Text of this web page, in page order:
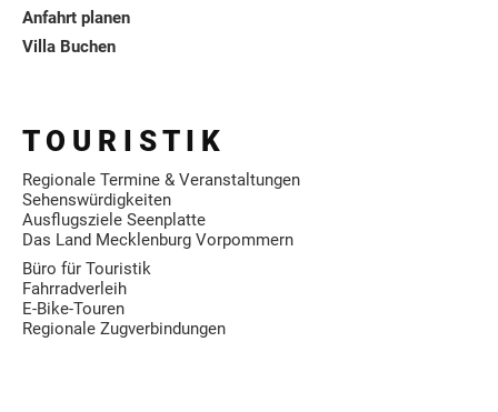
Anfahrt planen
Villa Buchen
T O U R I S T I K
Regionale Termine & Veranstaltungen
Sehenswürdigkeiten
Ausflugsziele Seenplatte
Das Land Mecklenburg Vorpommern
Büro für Touristik
Fahrradverleih
E-Bike-Touren
Regionale Zugverbindungen